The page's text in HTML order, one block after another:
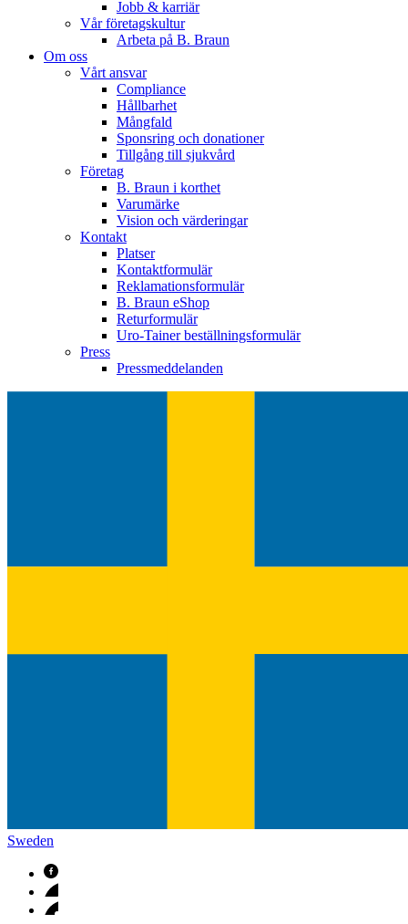
Jobb & karriär
Vår företagskultur
Arbeta på B. Braun
Om oss
Vårt ansvar
Compliance
Hållbarhet
Mångfald
Sponsring och donationer
Tillgång till sjukvård
Företag
B. Braun i korthet
Varumärke
Vision och värderingar
Kontakt
Platser
Kontaktformulär
Reklamationsformulär
B. Braun eShop
Returformulär
Uro-Tainer beställningsformulär
Press
Pressmeddelanden
Sweden